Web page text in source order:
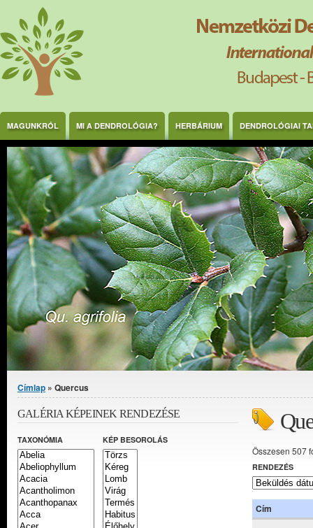
Ugrás a tartalomra
MAGUNKRÓL MI A DENDROLÓGIA? HERBÁRIUM DENDROLÓGIAI
Jelenlegi hely
Címlap » Quercus
Összesen 507
RENDEZÉS
Cím
GALÉRIA KÉPEINEK RENDEZÉSE
TAXONÓMIA KÉP BESOROLÁS